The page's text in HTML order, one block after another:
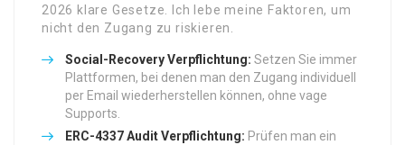
2026 klare Gesetze. Ich lebe meine Faktoren, um
nicht den Zugang zu riskieren.
Social-Recovery Verpflichtung: Setzen Sie immer
Plattformen, bei denen man den Zugang individuell
per Email wiederherstellen können, ohne vage
Supports.
ERC-4337 Audit Verpflichtung: Prüfen man ein